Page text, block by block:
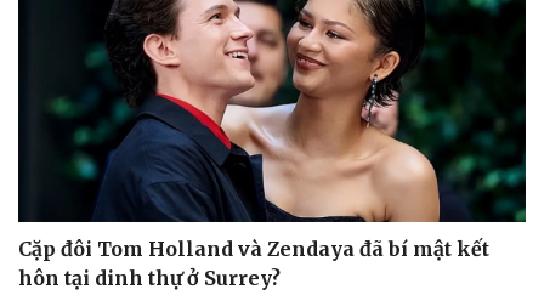
Du lịch
Tư vấn
Săn Tour
Podcast
Câu chuyện thời sự
Cặp đôi Tom Holland và Zendaya đã bí mật kết
hôn tại dinh thự ở Surrey?